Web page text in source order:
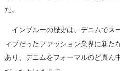
た。
インブルーの歴史は、デニムでス
ィブだったファッション業界に新た
あり、デニムをフォーマルのど真ん